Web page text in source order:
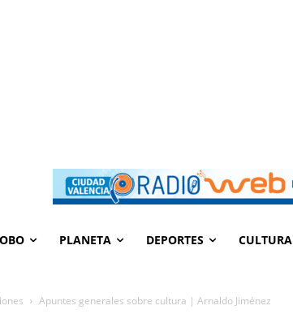
PLANETA DEPORTES CULTURA
Apuntes generales sobre cultura | Arnaldo Jiménez